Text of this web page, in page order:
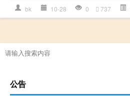
bk 10-28 0 737
公告